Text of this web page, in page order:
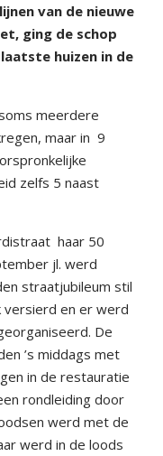
van de nieuwe
ging de schop
huizen in de
meerdere
maar in 9
zelfs 5 naast
haar 50
jl. werd
straatjubileum stil
en er werd
De
’s middags met
in de restauratie
rondleiding door
werd met de
werd in de loods